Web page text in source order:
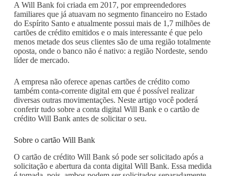
A Will Bank foi criada em 2017, por empreendedores
familiares que já atuavam no segmento financeiro no Estado
do Espírito Santo e atualmente possui mais de 1,7 milhões de
cartões de crédito emitidos e o mais interessante é que pelo
menos metade dos seus clientes são de uma região totalmente
oposta, onde o banco não é nativo: a região Nordeste, sendo
líder de mercado.
A empresa não oferece apenas cartões de crédito como
também conta-corrente digital em que é possível realizar
diversas outras movimentações. Neste artigo você poderá
conferir tudo sobre a conta digital Will Bank e o cartão de
crédito Will Bank antes de solicitar o seu.
Sobre o cartão Will Bank
O cartão de crédito Will Bank só pode ser solicitado após a
solicitação e abertura da conta digital Will Bank. Essa medida